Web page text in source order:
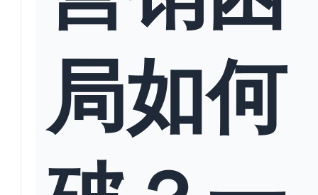
局如何